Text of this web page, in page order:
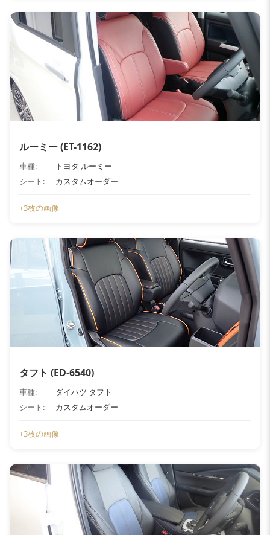
ルーミー (ET-1162)
車種:
トヨタ ルーミー
シート:
カスタムオーダー
+3枚の画像
タフト (ED-6540)
車種:
ダイハツ タフト
シート:
カスタムオーダー
+3枚の画像